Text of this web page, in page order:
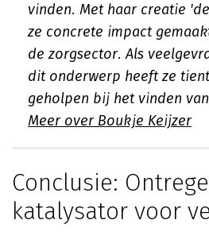
vinden. Met haar creatie
ze concrete impact
de zorgsector. Als
dit onderwerp heeft ze
geholpen bij het vinden
Meer over Boukje Keijzer
Conclusie:
katalysator voor